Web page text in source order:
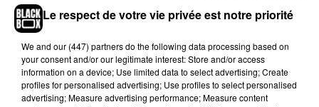
souffrance en faisant un carnage. Mais Clay
permettant ensuite à Tyler de s’enfuir avant de se
retrouver seul devant le lycée, arme à la main.
Quoiqu'il en soit, le trailer de la saison 3 annonce
Le respect de votre vie privée est notre priorité
We and our (447) partnersdo the following data processing based on
your consent and/or our legitimate interest: Store and/or access
information on a device; Use limited data to select advertising; Create
profiles for personalised advertising; Use profiles to select personalised
advertising; Measure advertising performance; Measure content